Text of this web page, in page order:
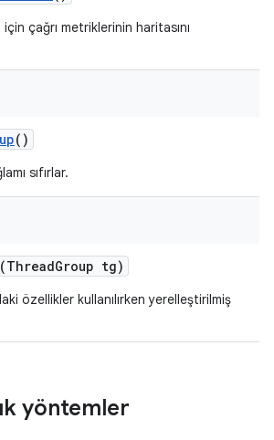
çağrı metriklerinin haritasını
()
sıfırlar.
(ThreadGroup tg)
özellikler kullanılırken yerelleştirilmiş
yöntemler